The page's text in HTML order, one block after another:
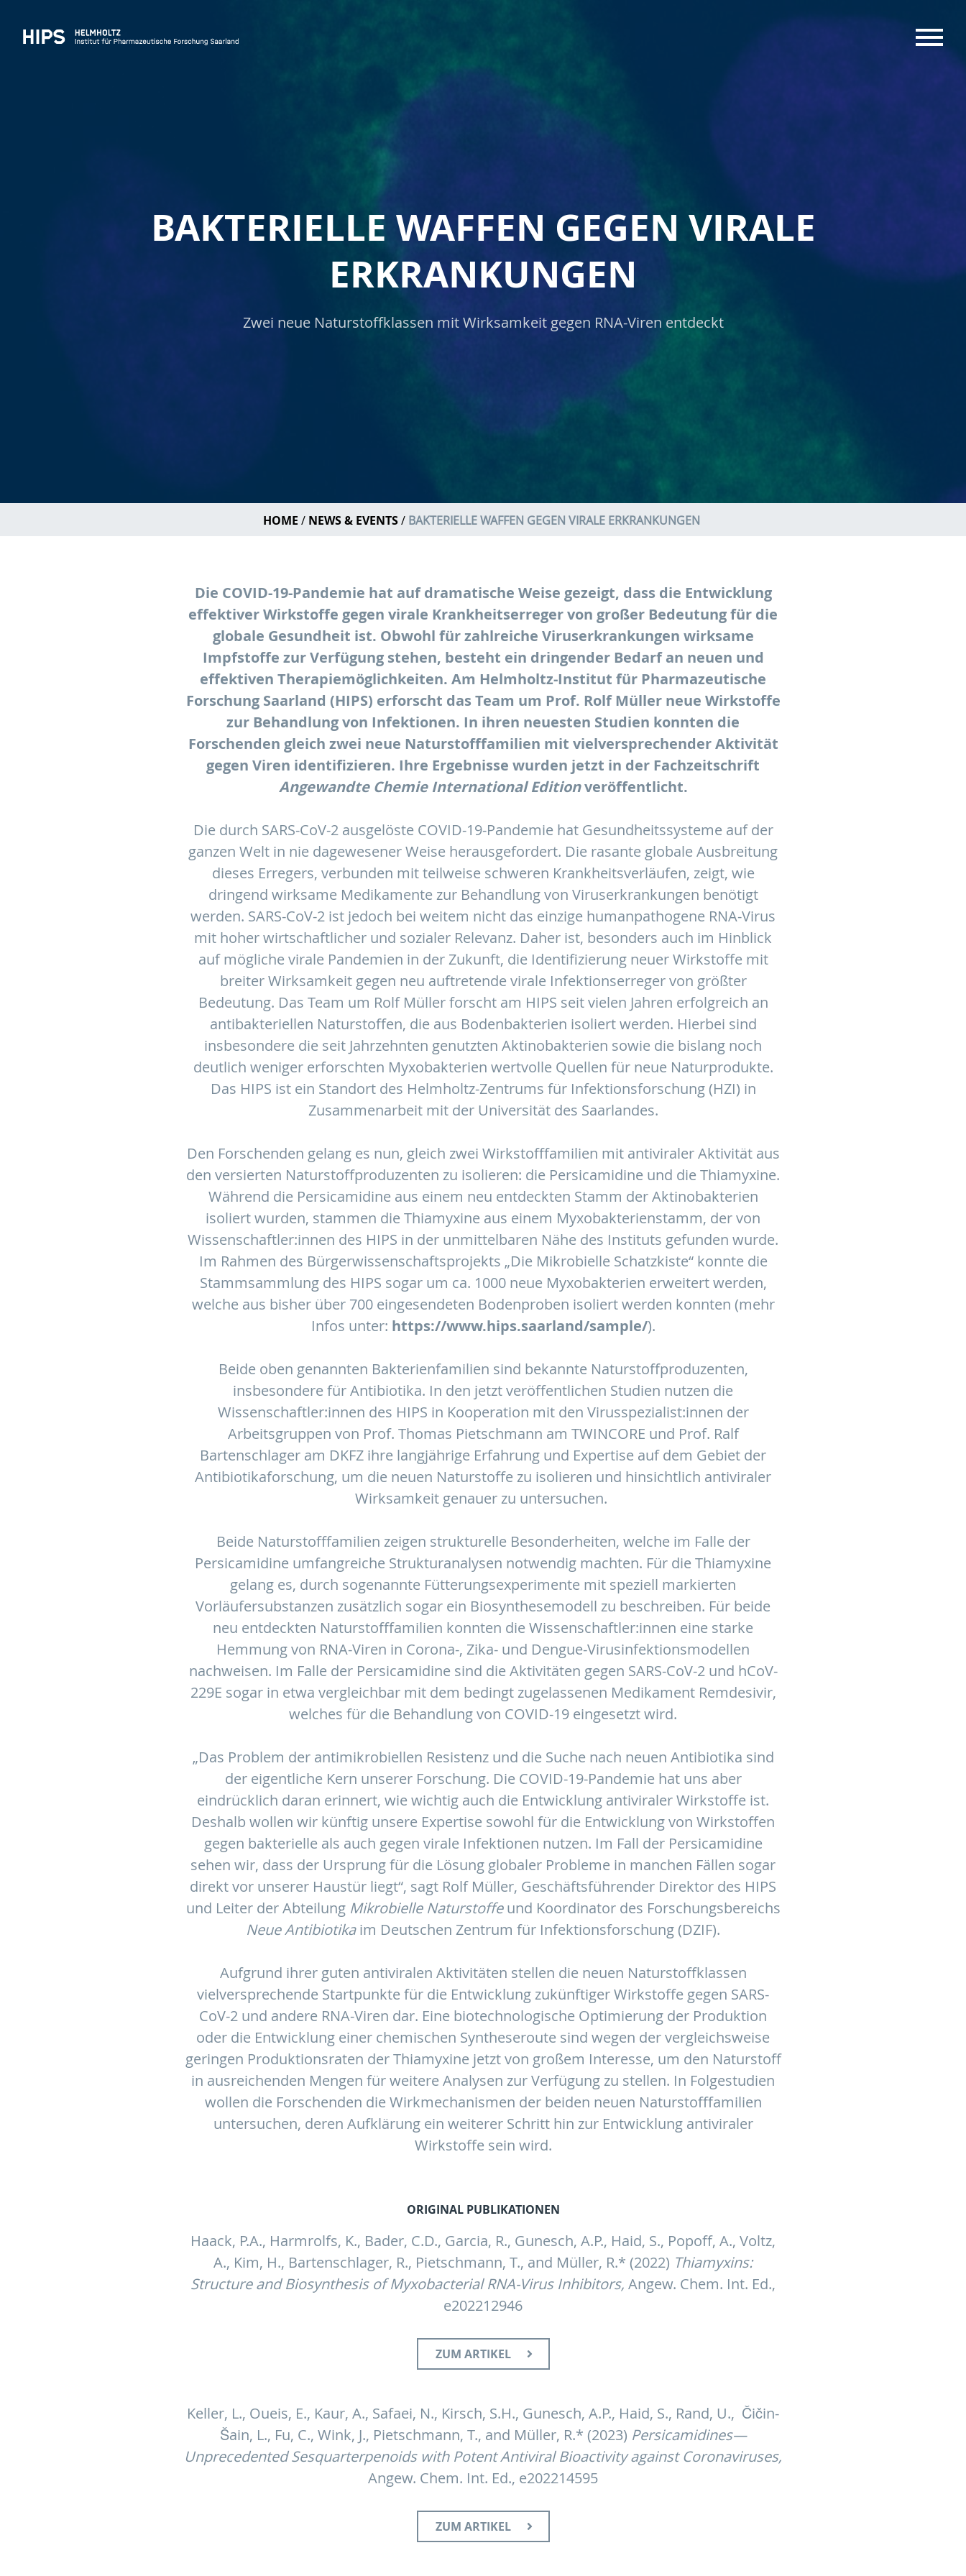
MENU
BAKTERIELLE WAFFEN GEGEN VIRALE
ERKRANKUNGEN
Zwei neue Naturstoffklassen mit Wirksamkeit gegen RNA-Viren entdeckt
HOME NEWS & EVENTS BAKTERIELLE WAFFEN GEGEN VIRALE ERKRANKUNGEN
Die COVID-19-Pandemie hat auf dramatische Weise gezeigt, dass die Entwicklung
effektiver Wirkstoffe gegen virale Krankheitserreger von großer Bedeutung für die
globale Gesundheit ist. Obwohl für zahlreiche Viruserkrankungen wirksame
Impfstoffe zur Verfügung stehen, besteht ein dringender Bedarf an neuen und
effektiven Therapiemöglichkeiten. Am Helmholtz-Institut für Pharmazeutische
Forschung Saarland (HIPS) erforscht das Team um Prof. Rolf Müller neue Wirkstoffe
zur Behandlung von Infektionen. In ihren neuesten Studien konnten die
Forschenden gleich zwei neue Naturstofffamilien mit vielversprechender Aktivität
gegen Viren identifizieren. Ihre Ergebnisse wurden jetzt in der Fachzeitschrift
Angewandte Chemie International Editionveröffentlicht.
Die durch SARS-CoV-2 ausgelöste COVID-19-Pandemie hat Gesundheitssysteme auf der
ganzen Welt in nie dagewesener Weise herausgefordert. Die rasante globale Ausbreitung
dieses Erregers, verbunden mit teilweise schweren Krankheitsverläufen, zeigt, wie
dringend wirksame Medikamente zur Behandlung von Viruserkrankungen benötigt
werden. SARS-CoV-2 ist jedoch bei weitem nicht das einzige humanpathogene RNA-Virus
mit hoher wirtschaftlicher und sozialer Relevanz. Daher ist, besonders auch im Hinblick
auf mögliche virale Pandemien in der Zukunft, die Identifizierung neuer Wirkstoffe mit
breiter Wirksamkeit gegen neu auftretende virale Infektionserreger von größter
Bedeutung. Das Team um Rolf Müller forscht am HIPS seit vielen Jahren erfolgreich an
antibakteriellen Naturstoffen, die aus Bodenbakterien isoliert werden. Hierbei sind
insbesondere die seit Jahrzehnten genutzten Aktinobakterien sowie die bislang noch
deutlich weniger erforschten Myxobakterien wertvolle Quellen für neue Naturprodukte.
Das HIPS ist ein Standort des Helmholtz-Zentrums für Infektionsforschung (HZI) in
Zusammenarbeit mit der Universität des Saarlandes.
Den Forschenden gelang es nun, gleich zwei Wirkstofffamilien mit antiviraler Aktivität aus
den versierten Naturstoffproduzenten zu isolieren: die Persicamidine und die Thiamyxine.
Während die Persicamidine aus einem neu entdeckten Stamm der Aktinobakterien
isoliert wurden, stammen die Thiamyxine aus einem Myxobakterienstamm, der von
Wissenschaftler:innen des HIPS in der unmittelbaren Nähe des Instituts gefunden wurde.
Im Rahmen des Bürgerwissenschaftsprojekts „Die Mikrobielle Schatzkiste“ konnte die
Stammsammlung des HIPS sogar um ca. 1000 neue Myxobakterien erweitert werden,
welche aus bisher über 700 eingesendeten Bodenproben isoliert werden konnten (mehr
Infos unter: https://www.hips.saarland/sample/).
Beide oben genannten Bakterienfamilien sind bekannte Naturstoffproduzenten,
insbesondere für Antibiotika. In den jetzt veröffentlichen Studien nutzen die
Wissenschaftler:innen des HIPS in Kooperation mit den Virusspezialist:innen der
Arbeitsgruppen von Prof. Thomas Pietschmann am TWINCORE und Prof. Ralf
Bartenschlager am DKFZ ihre langjährige Erfahrung und Expertise auf dem Gebiet der
Antibiotikaforschung, um die neuen Naturstoffe zu isolieren und hinsichtlich antiviraler
Wirksamkeit genauer zu untersuchen.
Beide Naturstofffamilien zeigen strukturelle Besonderheiten, welche im Falle der
Persicamidine umfangreiche Strukturanalysen notwendig machten. Für die Thiamyxine
gelang es, durch sogenannte Fütterungsexperimente mit speziell markierten
Vorläufersubstanzen zusätzlich sogar ein Biosynthesemodell zu beschreiben. Für beide
neu entdeckten Naturstofffamilien konnten die Wissenschaftler:innen eine starke
Hemmung von RNA-Viren in Corona-, Zika- und Dengue-Virusinfektionsmodellen
nachweisen. Im Falle der Persicamidine sind die Aktivitäten gegen SARS-CoV-2 und hCoV-
229E sogar in etwa vergleichbar mit dem bedingt zugelassenen Medikament Remdesivir,
welches für die Behandlung von COVID-19 eingesetzt wird.
„Das Problem der antimikrobiellen Resistenz und die Suche nach neuen Antibiotika sind
der eigentliche Kern unserer Forschung. Die COVID-19-Pandemie hat uns aber
eindrücklich daran erinnert, wie wichtig auch die Entwicklung antiviraler Wirkstoffe ist.
Deshalb wollen wir künftig unsere Expertise sowohl für die Entwicklung von Wirkstoffen
gegen bakterielle als auch gegen virale Infektionen nutzen. Im Fall der Persicamidine
sehen wir, dass der Ursprung für die Lösung globaler Probleme in manchen Fällen sogar
direkt vor unserer Haustür liegt“, sagt Rolf Müller, Geschäftsführender Direktor des HIPS
und Leiter der Abteilung Mikrobielle Naturstoffeund Koordinator des Forschungsbereichs
Neue Antibiotikaim Deutschen Zentrum für Infektionsforschung (DZIF).
Aufgrund ihrer guten antiviralen Aktivitäten stellen die neuen Naturstoffklassen
vielversprechende Startpunkte für die Entwicklung zukünftiger Wirkstoffe gegen SARS-
CoV-2 und andere RNA-Viren dar. Eine biotechnologische Optimierung der Produktion
oder die Entwicklung einer chemischen Syntheseroute sind wegen der vergleichsweise
geringen Produktionsraten der Thiamyxine jetzt von großem Interesse, um den Naturstoff
in ausreichenden Mengen für weitere Analysen zur Verfügung zu stellen. In Folgestudien
wollen die Forschenden die Wirkmechanismen der beiden neuen Naturstofffamilien
untersuchen, deren Aufklärung ein weiterer Schritt hin zur Entwicklung antiviraler
Wirkstoffe sein wird.
ORIGINAL PUBLIKATIONEN
Haack, P.A., Harmrolfs, K., Bader, C.D., Garcia, R., Gunesch, A.P., Haid, S., Popoff, A., Voltz,
A., Kim, H., Bartenschlager, R., Pietschmann, T., and Müller, R.* (2022) Thiamyxins:
Structure and Biosynthesis of Myxobacterial RNA-Virus Inhibitors, Angew. Chem. Int. Ed.,
e202212946
ZUM ARTIKEL
Keller, L., Oueis, E., Kaur, A., Safaei, N., Kirsch, S.H., Gunesch, A.P., Haid, S., Rand, U., Čičin-
Šain, L., Fu, C., Wink, J., Pietschmann, T., and Müller, R.* (2023) Persicamidines—
Unprecedented Sesquarterpenoids with Potent Antiviral Bioactivity against Coronaviruses,
Angew. Chem. Int. Ed., e202214595
ZUM ARTIKEL